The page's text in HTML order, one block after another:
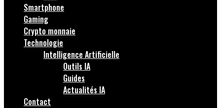
Smartphone
Gaming
Crypto monnaie
Technologie
Intelligence Artificielle
Outils IA
Guides
Actualités IA
Contact